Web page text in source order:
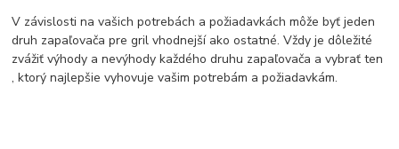
V závislosti na vašich potrebách a požiadavkách môže byť jeden
druh zapaľovača pre gril vhodnejší ako ostatné. Vždy je dôležité
zvážiť výhody a nevýhody každého druhu zapaľovača a vybrať ten
, ktorý najlepšie vyhovuje vašim potrebám a požiadavkám.